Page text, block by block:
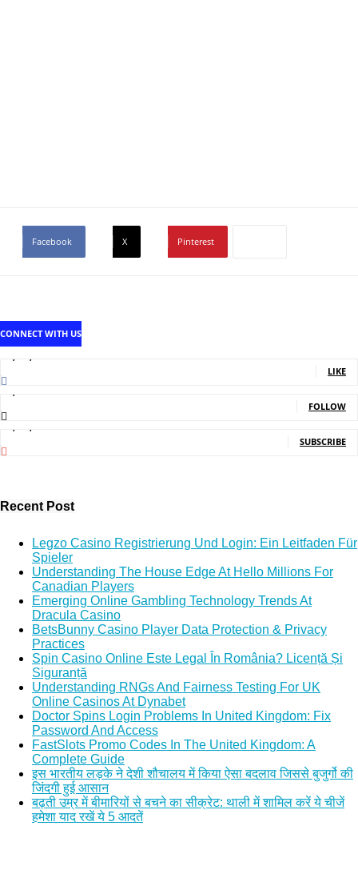
Facebook X Pinterest
CONNECT WITH US
LIKE
FOLLOW
SUBSCRIBE
Recent Post
Legzo Casino Registrierung Und Login: Ein Leitfaden Für
Spieler
Understanding The House Edge At Hello Millions For
Canadian Players
Emerging Online Gambling Technology Trends At
Dracula Casino
BetsBunny Casino Player Data Protection & Privacy
Practices
Spin Casino Online Este Legal În România? Licență Și
Siguranță
Understanding RNGs And Fairness Testing For UK
Online Casinos At Dynabet
Doctor Spins Login Problems In United Kingdom: Fix
Password And Access
FastSlots Promo Codes In The United Kingdom: A
Complete Guide
इस भारतीय लड़के ने देशी शौचालय में किया ऐसा बदलाव जिससे बुजुर्गो की
जिंदगी हुई आसान
बढ़ती उम्र में बीमारियों से बचने का सीक्रेट: थाली में शामिल करें ये चीजें
हमेशा याद रखें ये 5 आदतें